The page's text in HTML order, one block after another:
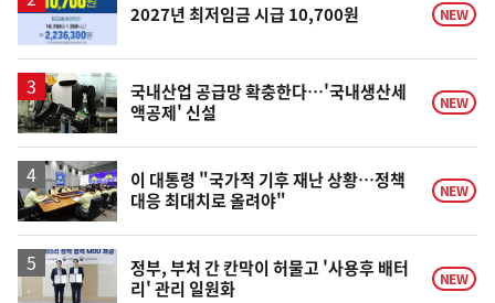
2027년 최저임금 시급 10,700원 NEW
국내산업 공급망 확충한다…'국내생산세
액공제' 신설
NEW
이 대통령 "국가적 기후 재난 상황…정책
대응 최대치로 올려야"
NEW
정부, 부처 간 칸막이 허물고 '사용후 배터
리' 관리 일원화
NEW